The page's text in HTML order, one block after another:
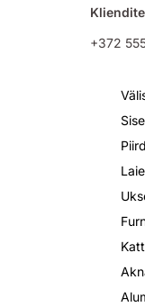
+372